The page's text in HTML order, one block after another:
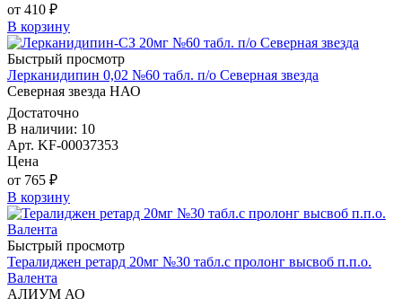
от 410 ₽
В корзину
Быстрый просмотр
Лерканидипин 0,02 №60 табл. п/о Северная звезда
Северная звезда НАО
Достаточно
В наличии: 10
Арт. KF-00037353
Цена
от 765 ₽
В корзину
Быстрый просмотр
Тералиджен ретард 20мг №30 табл.с пролонг высвоб п.п.о.
Валента
АЛИУМ АО